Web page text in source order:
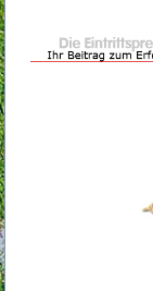
Der STK
Zuschauern und